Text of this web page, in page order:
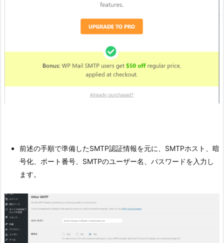
前述の手順で準備したSMTP認証情報を元に、SMTPホスト、暗
号化、ポート番号、SMTPのユーザー名、パスワードを入力し
ます。